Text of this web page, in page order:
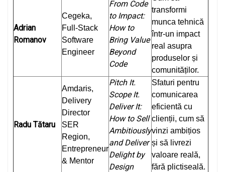
Adrian
Romanov
Cegeka,
Full-Stack
Software
Engineer
From Code
to Impact:
How to
Bring Value
Beyond
Code
transformi
munca tehnică
într-un impact
real asupra
produselor și
comunităților.
Radu Tătaru
Amdaris,
Delivery
Director
SER
Region,
Entrepreneur
& Mentor
Pitch It.
Scope It.
Deliver It:
How to Sell
Ambitiously
and Deliver
Delight by
Design
Sfaturi pentru
comunicarea
eficientă cu
clienții, cum să
vinzi ambițios
și să livrezi
valoare reală,
fără plictiseală.